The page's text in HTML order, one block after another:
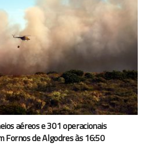
aéreos e 301 operacionais
Fornos de Algodres às 16:50